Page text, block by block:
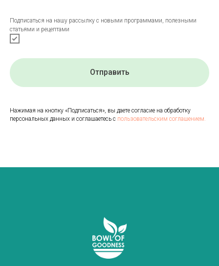
Подписаться на нашу рассылку с новыми программами, полезными
статьями и рецептами
Отправить
Нажимая на кнопку «Подписаться», вы даете согласие на обработку
персональных данных и соглашаетесь с пользовательским соглашением.